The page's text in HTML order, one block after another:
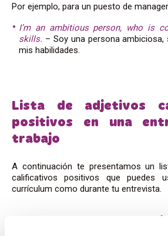
Por ejemplo, para un puesto de
I’m an ambitious person, who is
skills. – Soy una persona
mis habilidades.
Lista de adjetivos
positivos en una
trabajo
A continuación te presentamos un
calificativos positivos que puedes
currículum como durante tu entrevista.
Hablando de uno